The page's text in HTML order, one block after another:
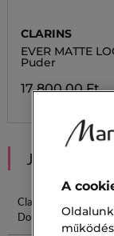
CLARINS
EVER MATTE
Puder
17 800,00 Ft
JAVASOLT
Clarins
Double Serum
A